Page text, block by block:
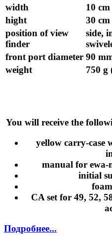
width
10
hight
30 cm
position of view
finder
side,
front port diameter 90
weight
750 g
You will receive the
yellow carry-case
manual for ewa-
initial
CA set for 49, 52,
Подробнее...